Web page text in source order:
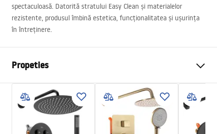
spectaculoasă. Datorită stratului Easy Clean și materialelor
rezistente, produsul îmbină estetica, funcționalitatea și ușurința
în întreținere.
Propeties
Dimensiune (usa x perete)
Culoare
Auriu periat
Tip cabina
Walk-in